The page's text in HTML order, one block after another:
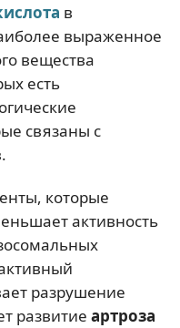
в
выраженное
вещества
есть
связаны с
которые
активность
разрушение
развитие артроза